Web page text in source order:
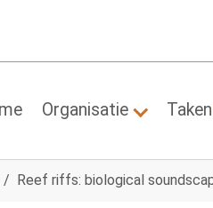
Organisatie
Submenu
Taken
Reef riffs: biological